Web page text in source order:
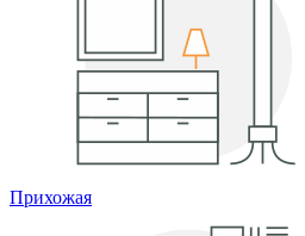
Прихожая